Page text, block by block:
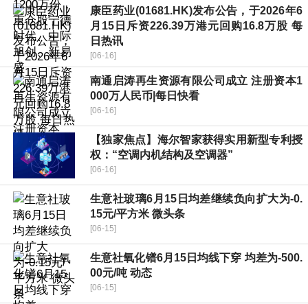
康臣药业(01681.HK)发布公告，于2026年6
月15日斥资226.39万港元回购16.8万股 每
日热讯
[06-16]
南通启涛再生资源有限公司成立 注册资本1
000万人民币|每日快看
[06-16]
【独家焦点】海尔智家获得实用新型专利授
权：“空调内机结构及空调器”
[06-16]
生意社玻璃6月15日均差继续负向扩大为-0.
15元/平方米 微头条
[06-15]
生意社氧化镨6月15日均线下穿 均差为-500.
00元/吨 动态
[06-15]